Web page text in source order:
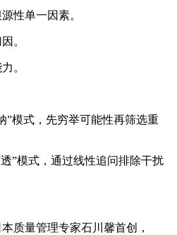
性单一因素。
。
。
模式，先穷举可能性再筛选重
”模式，通过线性追问排除干扰
质量管理专家石川馨首创，